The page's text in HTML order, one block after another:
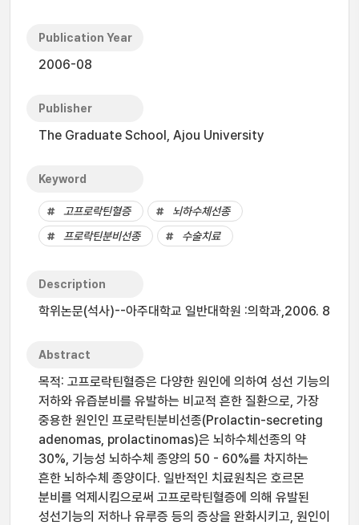
Publication Year
2006-08
Publisher
The Graduate School, Ajou University
Keyword
고프로락틴혈증
뇌하수체선종
프로락틴분비선종
수술치료
Description
학위논문(석사)--아주대학교 일반대학원 :의학과,2006. 8
Abstract
목적: 고프로락틴혈증은 다양한 원인에 의하여 성선 기능의
저하와 유즙분비를 유발하는 비교적 흔한 질환으로, 가장
중용한 원인인 프로락틴분비선종(Prolactin-secreting
adenomas, prolactinomas)은 뇌하수체선종의 약
30%, 기능성 뇌하수체 종양의 50 - 60%를 차지하는
흔한 뇌하수체 종양이다. 일반적인 치료원칙은 호르몬
분비를 억제시킴으로써 고프로락틴혈증에 의해 유발된
성선기능의 저하나 유루증 등의 증상을 완화시키고, 원인이